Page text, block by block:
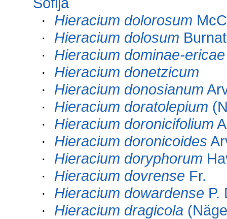
· Hieracium dolorosum
· Hieracium dolosum
· Hieracium dominae-ericae
· Hieracium donetzicum
· Hieracium donosianum
· Hieracium doratolepium
· Hieracium doronicifolium
· Hieracium doronicoides
· Hieracium doryphorum
· Hieracium dovrense Fr.
· Hieracium dowardense P.
· Hieracium dragicola